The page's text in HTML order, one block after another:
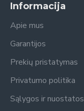
Informacija
Apie mus
Garantijos
Prekių pristatymas
Privatumo politika
Sąlygos ir nuostatos